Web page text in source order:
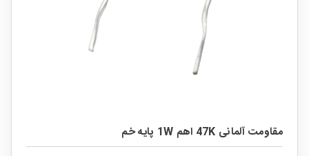
مقاومت آلمانی 47K اهم 1W پایه خم